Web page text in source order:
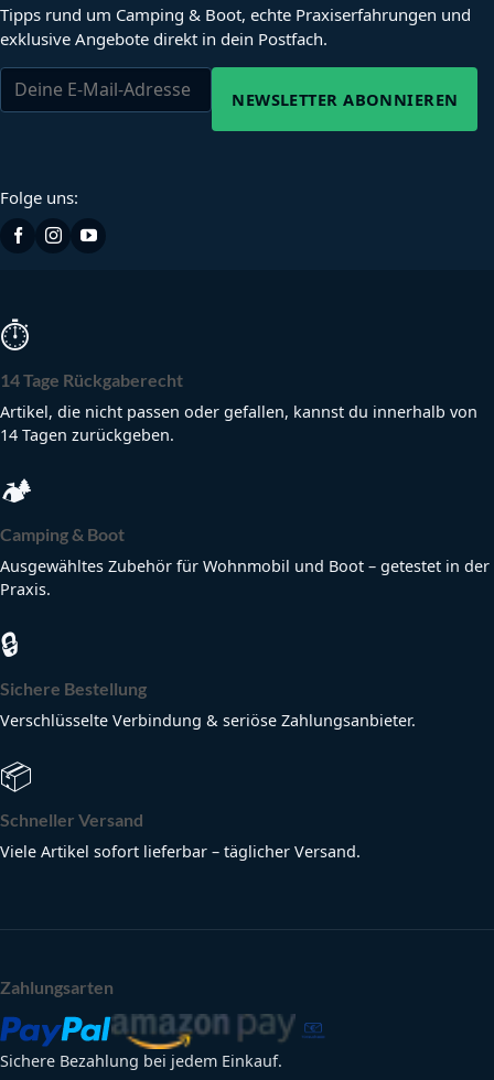
Tipps rund um Camping & Boot, echte Praxiserfahrungen und
exklusive Angebote direkt in dein Postfach.
NEWSLETTER ABONNIEREN
Folge uns:
⏱
14 Tage Rückgaberecht
Artikel, die nicht passen oder gefallen, kannst du innerhalb von
14 Tagen zurückgeben.
🏕
Camping & Boot
Ausgewähltes Zubehör für Wohnmobil und Boot – getestet in der
Praxis.
🔒
Sichere Bestellung
Verschlüsselte Verbindung & seriöse Zahlungsanbieter.
📦
Schneller Versand
Viele Artikel sofort lieferbar – täglicher Versand.
Zahlungsarten
Sichere Bezahlung bei jedem Einkauf.